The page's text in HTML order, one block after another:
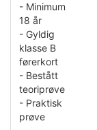
- Minimum
18 år
- Gyldig
klasse B
førerkort
- Bestått
teoriprøve
- Praktisk
prøve